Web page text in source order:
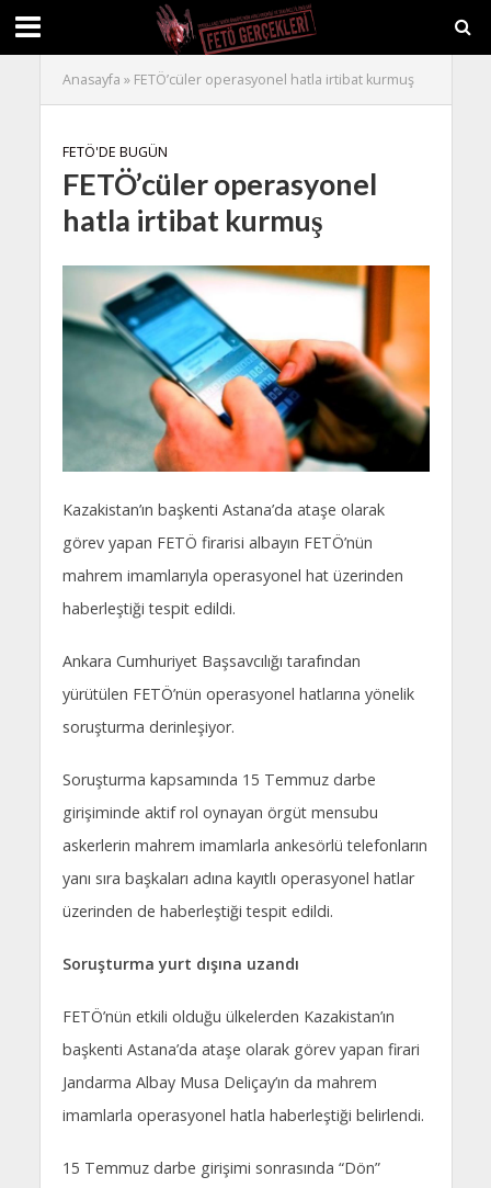
Anasayfa » FETÖ’cüler operasyonel hatla irtibat kurmuş
FETÖ'DE BUGÜN
FETÖ’cüler operasyonel
hatla irtibat kurmuş
Kazakistan’ın başkenti Astana’da ataşe olarak
görev yapan FETÖ firarisi albayın FETÖ’nün
mahrem imamlarıyla operasyonel hat üzerinden
haberleştiği tespit edildi.
Ankara Cumhuriyet Başsavcılığı tarafından
yürütülen FETÖ’nün operasyonel hatlarına yönelik
soruşturma derinleşiyor.
Soruşturma kapsamında 15 Temmuz darbe
girişiminde aktif rol oynayan örgüt mensubu
askerlerin mahrem imamlarla ankesörlü telefonların
yanı sıra başkaları adına kayıtlı operasyonel hatlar
üzerinden de haberleştiği tespit edildi.
Soruşturma yurt dışına uzandı
FETÖ’nün etkili olduğu ülkelerden Kazakistan’ın
başkenti Astana’da ataşe olarak görev yapan firari
Jandarma Albay Musa Deliçay’ın da mahrem
imamlarla operasyonel hatla haberleştiği belirlendi.
15 Temmuz darbe girişimi sonrasında “Dön”